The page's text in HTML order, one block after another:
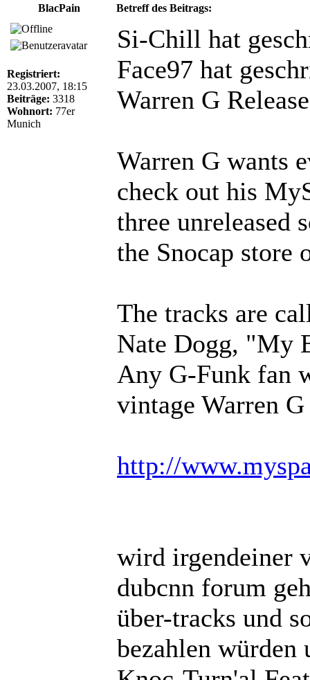
BlacPain Betreff des Beitrags:
Registriert:
23.03.2007, 18:15
Beiträge: 3318
Wohnort: 77er
Munich
Si-Chill hat
Face97 hat
Warren G
Warren G wants
check out his
three unreleased
the Snocap store
The tracks are
Nate Dogg, "My
Any G-Funk fan
vintage Warren
http://
wird irgendeiner
dubcnn forum
über-tracks und
bezahlen würden